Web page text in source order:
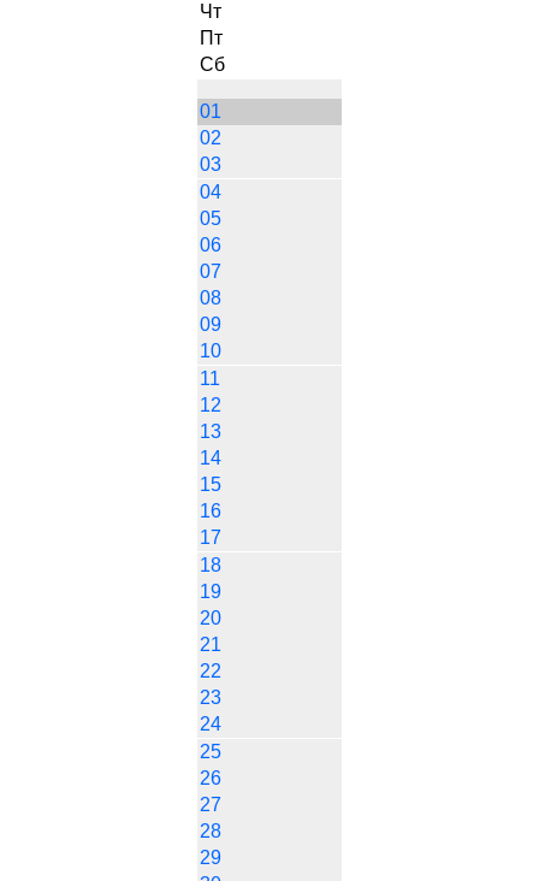
Чт
Пт
Сб
01
02
03
04
05
06
07
08
09
10
11
12
13
14
15
16
17
18
19
20
21
22
23
24
25
26
27
28
29